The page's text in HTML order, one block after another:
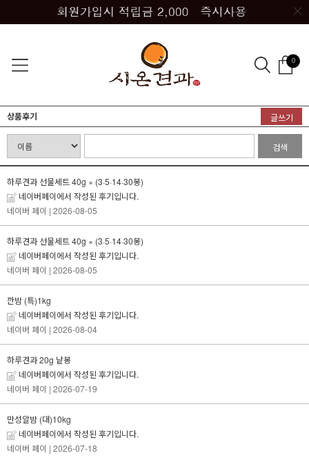
0
상품후기 글쓰기
검색
하루견과 선물세트 40g × (3·5·14·30봉)
네이버페이에서 작성된 후기입니다.
네이버 페이 | 2026-08-05
하루견과 선물세트 40g × (3·5·14·30봉)
네이버페이에서 작성된 후기입니다.
네이버 페이 | 2026-08-05
깐밤 (특)1kg
네이버페이에서 작성된 후기입니다.
네이버 페이 | 2026-08-04
하루견과 20g 낱봉
네이버페이에서 작성된 후기입니다.
네이버 페이 | 2026-07-19
만성알밤 (대)10kg
네이버페이에서 작성된 후기입니다.
네이버 페이 | 2026-07-18